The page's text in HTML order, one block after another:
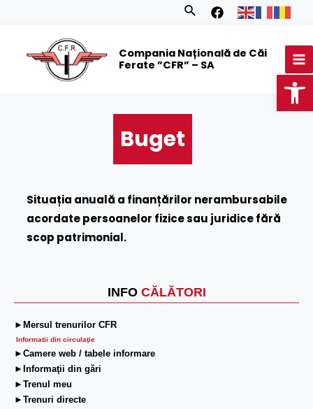
Search
Compania Națională de Căi
Ferate ”CFR” – SA
INFO CĂLĂTORI
►Mersul trenurilor CFR
Informatii din circulaţie
►Camere web / tabele informare
►Informaţii din gări
►Trenul meu
►Trenuri directe
Buget
Situația anuală a finanțărilor nerambursabile
acordate persoanelor fizice sau juridice fără
scop patrimonial.